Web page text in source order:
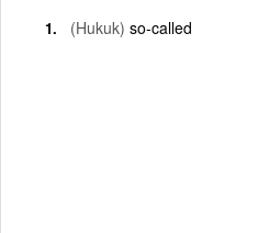
(Hukuk) so-called